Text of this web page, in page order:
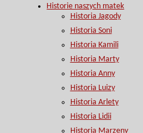
Historie naszych matek
Historia Jagody
Historia Soni
Historia Kamili
Historia Marty
Historia Anny
Historia Luizy
Historia Arlety
Historia Lidii
Historia Marzeny